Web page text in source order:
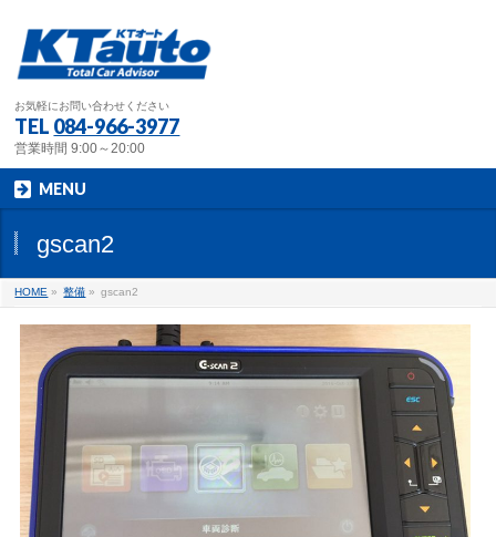
お気軽にお問い合わせください
TEL 084-966-3977
営業時間 9:00～20:00
MENU
gscan2
HOME » 整備 » gscan2